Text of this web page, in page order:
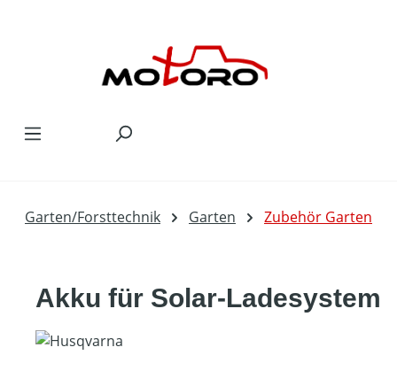
Garten/Forsttechnik Garten Zubehör Garten
Akku für Solar-Ladesystem